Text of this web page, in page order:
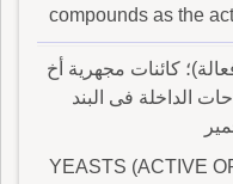
compounds as the
كائنات مجهرية أخ
الداخلة فى البند
YEASTS (ACTIVE